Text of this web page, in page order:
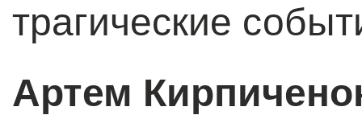
трагические
Артем